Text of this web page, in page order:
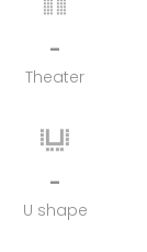
-
Theater
-
U shape